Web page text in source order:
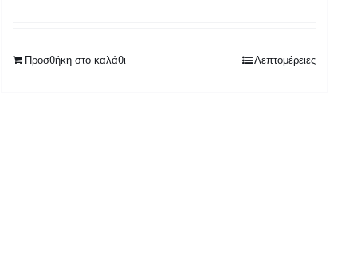
280,00 €.είναι:
Προσθήκη στο καλάθι Λεπτομέρειες